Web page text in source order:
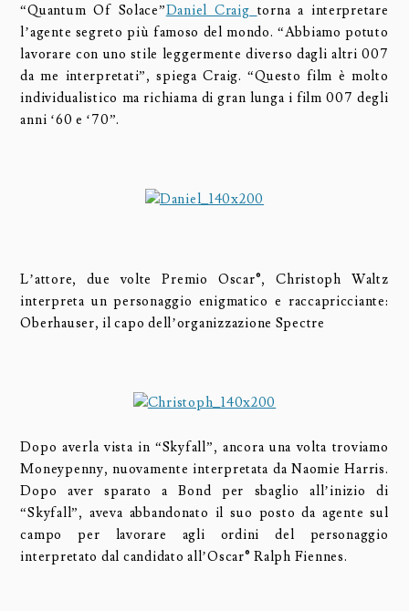
“Quantum Of Solace”Daniel Craig torna a interpretare
l’agente segreto più famoso del mondo. “Abbiamo potuto
lavorare con uno stile leggermente diverso dagli altri 007
da me interpretati”, spiega Craig. “Questo film è molto
individualistico ma richiama di gran lunga i film 007 degli
anni ‘60 e ‘70”.
L’attore, due volte Premio Oscar®, Christoph Waltz
interpreta un personaggio enigmatico e raccapricciante:
Oberhauser, il capo dell’organizzazione Spectre
Dopo averla vista in “Skyfall”, ancora una volta troviamo
Moneypenny, nuovamente interpretata da Naomie Harris.
Dopo aver sparato a Bond per sbaglio all’inizio di
“Skyfall”, aveva abbandonato il suo posto da agente sul
campo per lavorare agli ordini del personaggio
interpretato dal candidato all’Oscar® Ralph Fiennes.